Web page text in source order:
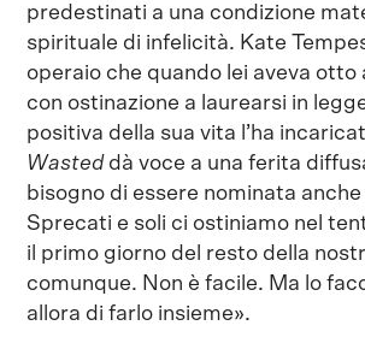
predestinati a una condizione
spirituale di infelicità. Kate
operaio che quando lei aveva otto
con ostinazione a laurearsi in
positiva della sua vita l’ha
Wasted dà voce a una ferita
bisogno di essere nominata anche
Sprecati e soli ci ostiniamo nel
il primo giorno del resto della
comunque. Non è facile. Ma lo
allora di farlo insieme».